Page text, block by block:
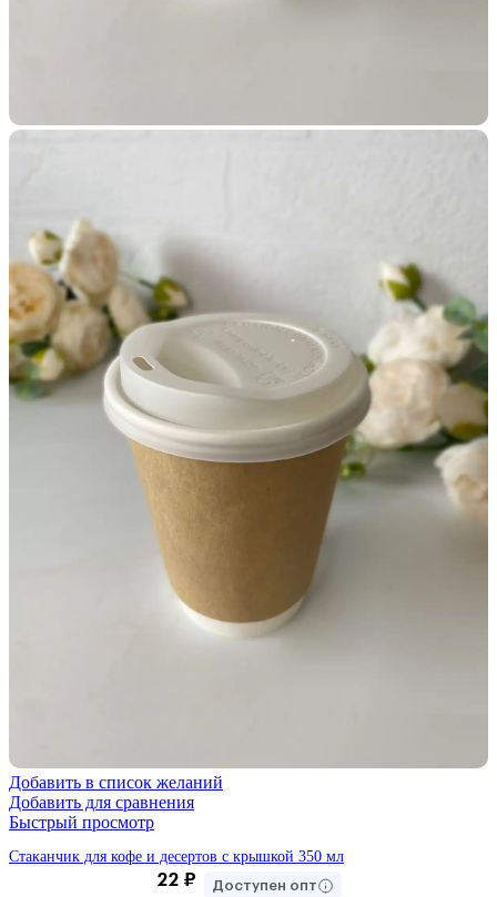
Добавить в список желаний
Добавить для сравнения
Быстрый просмотр
Стаканчик для кофе и десертов с крышкой 350 мл
22 ₽ Доступен опт